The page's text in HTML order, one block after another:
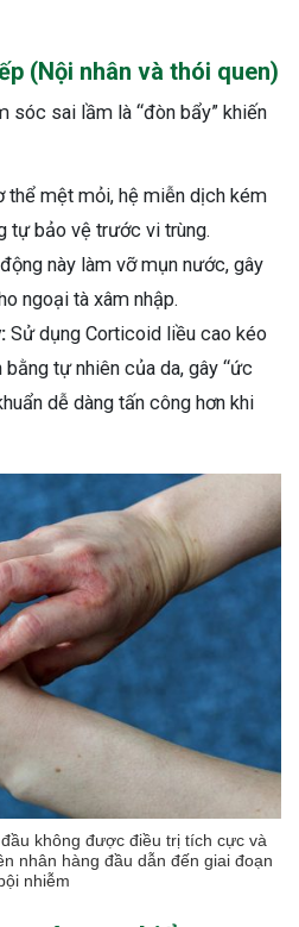
(Nội nhân và thói quen)
sóc sai lầm là “đòn bẩy” khiến
thể mệt mỏi, hệ miễn dịch kém
tự bảo vệ trước vi trùng.
này làm vỡ mụn nước, gây
ngoại tà xâm nhập.
Sử dụng Corticoid liều cao kéo
tự nhiên của da, gây “ức
dễ dàng tấn công hơn khi
không được điều trị tích cực và
nhân hàng đầu dẫn đến giai đoạn
nhiễm